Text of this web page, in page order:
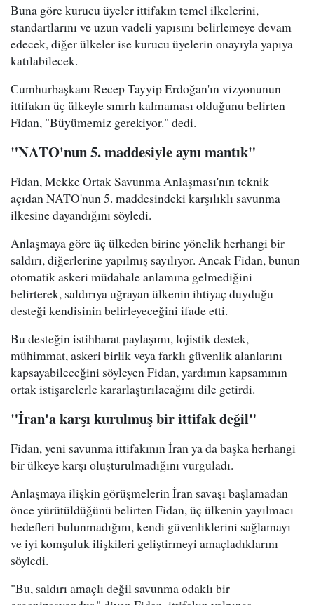
Buna göre kurucu üyeler ittifakın temel ilkelerini,
standartlarını ve uzun vadeli yapısını belirlemeye devam
edecek, diğer ülkeler ise kurucu üyelerin onayıyla yapıya
katılabilecek.
Cumhurbaşkanı Recep Tayyip Erdoğan'ın vizyonunun
ittifakın üç ülkeyle sınırlı kalmaması olduğunu belirten
Fidan, "Büyümemiz gerekiyor." dedi.
"NATO'nun 5. maddesiyle aynı mantık"
Fidan, Mekke Ortak Savunma Anlaşması'nın teknik
açıdan NATO'nun 5. maddesindeki karşılıklı savunma
ilkesine dayandığını söyledi.
Anlaşmaya göre üç ülkeden birine yönelik herhangi bir
saldırı, diğerlerine yapılmış sayılıyor. Ancak Fidan, bunun
otomatik askeri müdahale anlamına gelmediğini
belirterek, saldırıya uğrayan ülkenin ihtiyaç duyduğu
desteği kendisinin belirleyeceğini ifade etti.
Bu desteğin istihbarat paylaşımı, lojistik destek,
mühimmat, askeri birlik veya farklı güvenlik alanlarını
kapsayabileceğini söyleyen Fidan, yardımın kapsamının
ortak istişarelerle kararlaştırılacağını dile getirdi.
"İran'a karşı kurulmuş bir ittifak değil"
Fidan, yeni savunma ittifakının İran ya da başka herhangi
bir ülkeye karşı oluşturulmadığını vurguladı.
Anlaşmaya ilişkin görüşmelerin İran savaşı başlamadan
önce yürütüldüğünü belirten Fidan, üç ülkenin yayılmacı
hedefleri bulunmadığını, kendi güvenliklerini sağlamayı
ve iyi komşuluk ilişkileri geliştirmeyi amaçladıklarını
söyledi.
"Bu, saldırı amaçlı değil savunma odaklı bir